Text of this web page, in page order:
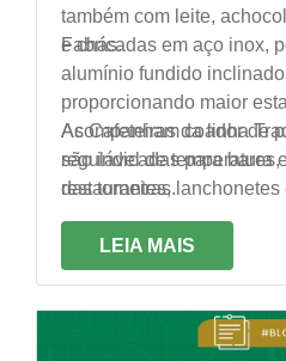
também com leite,
e chás.
Fabricadas em aço inox,
alumínio fundido
proporcionando maior
Acompanham coador de
regulável de temperatura
das torneiras.
As Cafeteiras da linha
são indicadas para
restaurantes, lanchonetes
alimentação em geral.
LEIA MAIS